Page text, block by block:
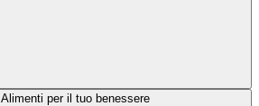
Alimenti per il tuo benessere